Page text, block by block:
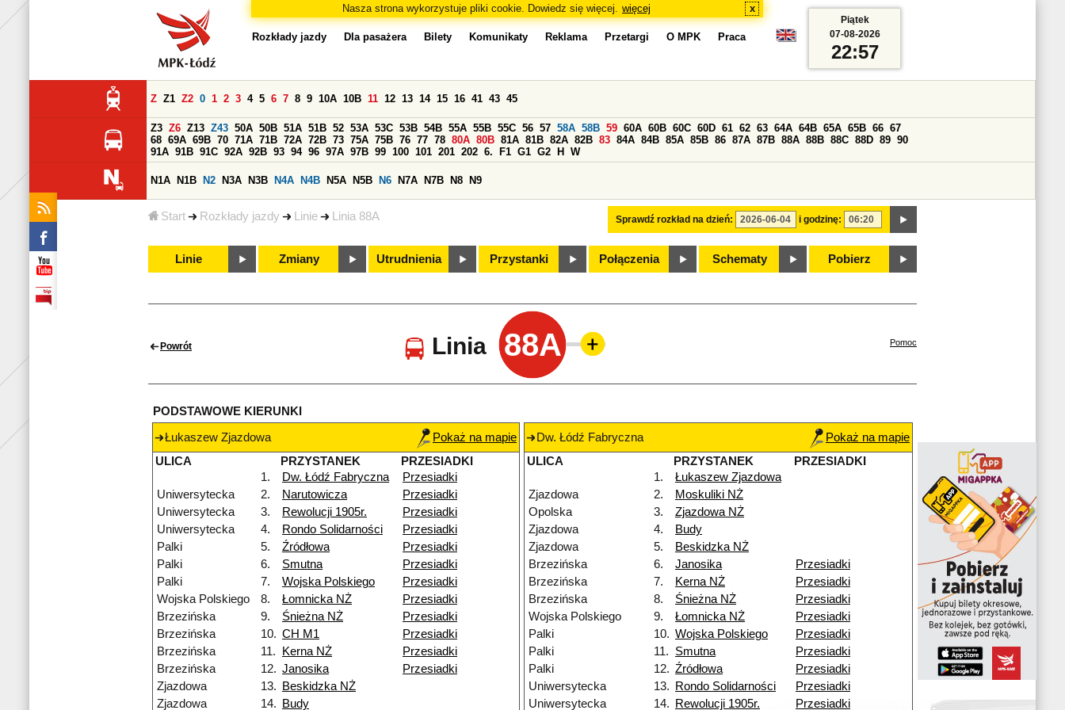
Nasza strona wykorzystuje pliki cookie. Dowiedz się więcej. więcej x
Start Rozkłady jazdy Linie Linia 88A
Rozkłady jazdy Dla pasażera Bilety Komunikaty Reklama Przetargi O MPK Praca
Sprawdź rozkład na dzień: i godzinę:
Z Z1 Z2 0 1 2 3 4 5 6 7 8 9 10A 10B 11 12 13 14 15 16 41 43 45
Z3 Z6 Z13 Z43 50A 50B 51A 51B 52 53A 53C 53B 54B 55A 55B 55C 56 57 58A 58B 59 60A 60B 60C 60D 61 62 63 64A 64B 65A 65B 66 67
68 69A 69B 70 71A 71B 72A 72B 73 75A 75B 76 77 78 80A 80B 81A 81B 82A 82B 83 84A 84B 85A 85B 86 87A 87B 88A 88B 88C 88D 89 90
91A 91B 91C 92A 92B 93 94 96 97A 97B 99 100 101 201 202 6. F1 G1 G2 H W
N1A N1B N2 N3A N3B N4A N4B N5A N5B N6 N7A N7B N8 N9
Linie Zmiany Utrudnienia Przystanki Połączenia Schematy Pobierz
Piątek
07-08-2026
22:57
Powrót Linia 88A Pomoc
PODSTAWOWE KIERUNKI
Łukaszew Zjazdowa
Pokaż na mapie
ULICA
PRZYSTANEK
PRZESIADKI
1.
Dw. Łódź Fabryczna
Przesiadki
Uniwersytecka
2. Narutowicza
Przesiadki
Uniwersytecka
3. Rewolucji 1905r.
Przesiadki
Uniwersytecka
4. Rondo Solidarności
Przesiadki
Palki
5. Źródłowa
Przesiadki
Palki
6. Smutna
Przesiadki
Palki
7. Wojska Polskiego
Przesiadki
Wojska Polskiego
8. Łomnicka NŻ
Przesiadki
Brzezińska
9. Śnieżna NŻ
Przesiadki
Brzezińska
10. CH M1
Przesiadki
Brzezińska
11. Kerna NŻ
Przesiadki
Brzezińska
12. Janosika
Przesiadki
Zjazdowa
13.
Beskidzka NŻ
Zjazdowa
14. Budy
Dw. Łódź Fabryczna
Pokaż na mapie
ULICA
PRZYSTANEK
PRZESIADKI
1.
Łukaszew Zjazdowa
Zjazdowa
2.
Moskuliki NŻ
Opolska
3.
Zjazdowa NŻ
Zjazdowa
4.
Budy
Zjazdowa
5.
Beskidzka NŻ
Brzezińska
6. Janosika
Przesiadki
Brzezińska
7. Kerna NŻ
Przesiadki
Brzezińska
8. Śnieżna NŻ
Przesiadki
Wojska Polskiego
9. Łomnicka NŻ
Przesiadki
Palki
10. Wojska Polskiego
Przesiadki
Palki
11. Smutna
Przesiadki
Palki
12. Źródłowa
Przesiadki
Uniwersytecka
13. Rondo Solidarności
Przesiadki
Uniwersytecka
14. Rewolucji 1905r. Przesiadki